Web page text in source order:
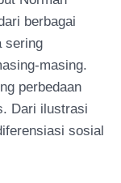
berbagai
sering
masing.
perbedaan
Dari ilustrasi
sosial